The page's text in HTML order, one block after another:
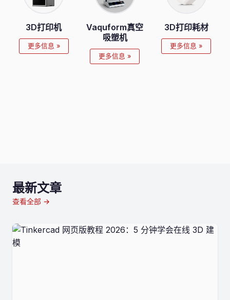
3D打印机
更多信息 »
Vaquform真空
吸塑机
更多信息 »
3D打印耗材
更多信息 »
最新文章
查看全部 →